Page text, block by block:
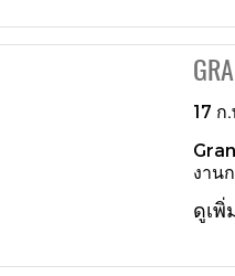
แรง
เข็ม
สาย
สุดท้
ดำ เ
กับส
สีฟ้า
และ
คริส
นี้ยัง
ปัดสี
เครื่
ออก
อุตส
หัวใ
นาฬิ
คุณ
โฉบ
ของ
17 ก
งาน
สูงด้
ดูเพิ่